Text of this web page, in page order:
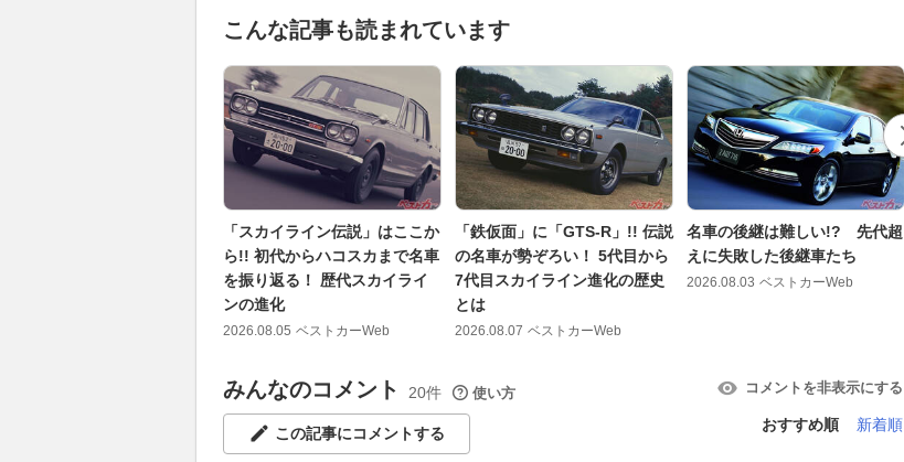
こんな記事も読まれています
「スカイライン伝説」はここか
ら!! 初代からハコスカまで名車
を振り返る！ 歴代スカイライ
ンの進化
2026.08.05 ベストカーWeb
「鉄仮面」に「GTS-R」!! 伝説
の名車が勢ぞろい！ 5代目から
7代目スカイライン進化の歴史
とは
2026.08.07 ベストカーWeb
名車の後継は難しい!? 先代超
えに失敗した後継車たち
2026.08.03 ベストカーWeb
みんなのコメント 20件 使い方 コメントを非表示にする
この記事にコメントする
おすすめ順 新着順